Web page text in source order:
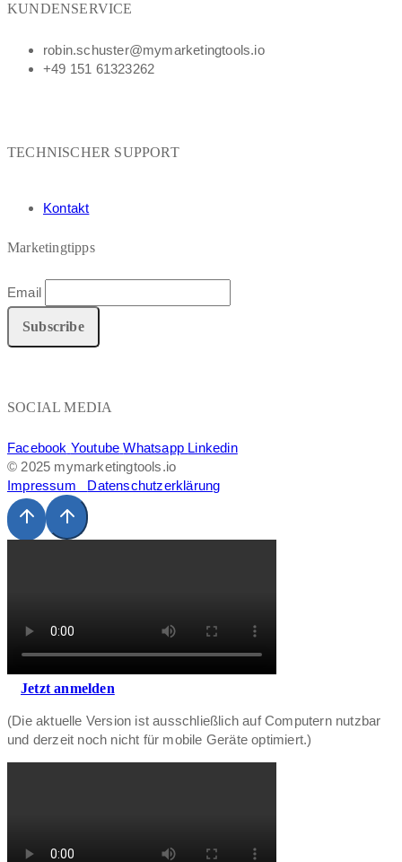
KUNDENSERVICE
robin.schuster@mymarketingtools.io
+49 151 61323262
TECHNISCHER SUPPORT
Kontakt
Marketingtipps
Email
SOCIAL MEDIA
Facebook Youtube Whatsapp Linkedin
© 2025 mymarketingtools.io
Impressum Datenschutzerklärung
Jetzt anmelden
(Die aktuelle Version ist ausschließlich auf Computern nutzbar
und derzeit noch nicht für mobile Geräte optimiert.)